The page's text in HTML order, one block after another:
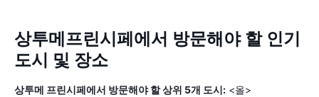
상투메프린시페에서 방문해야 할 인기
도시 및 장소
상투메 프린시페에서 방문해야 할 상위 5개 도시: <올>